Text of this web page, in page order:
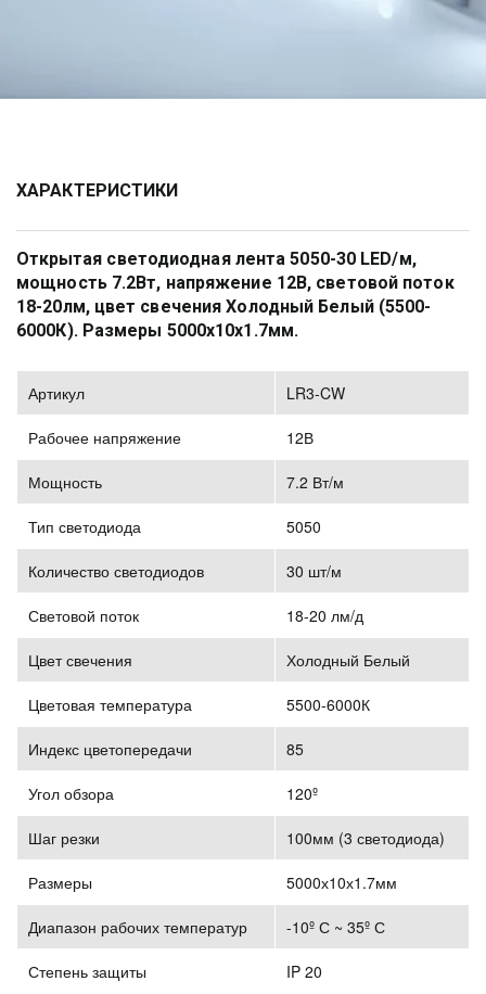
ХАРАКТЕРИСТИКИ
Открытая светодиодная лента 5050-30 LED/м,
мощность 7.2Вт, напряжение 12В, световой поток
18-20лм, цвет свечения Холодный Белый (5500-
6000К). Размеры 5000х10х1.7мм.
Артикул LR3-CW
Рабочее напряжение 12В
Мощность 7.2 Вт/м
Тип светодиода 5050
Количество светодиодов 30 шт/м
Световой поток 18-20 лм/д
Цвет свечения Холодный Белый
Цветовая температура 5500-6000К
Индекс цветопередачи 85
Угол обзора 120º
Шаг резки 100мм (3 светодиода)
Размеры 5000х10х1.7мм
Диапазон рабочих температур -10º С ~ 35º С
Степень защиты IP 20